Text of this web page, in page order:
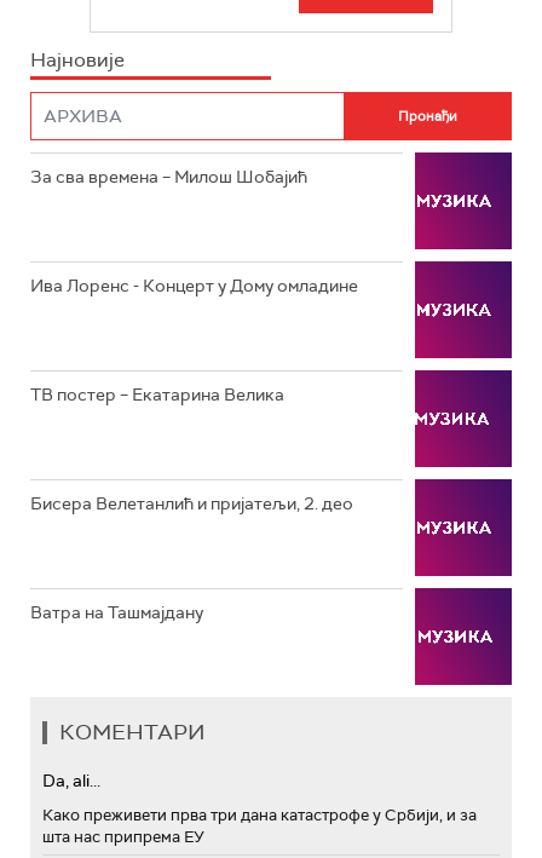
РТС ЖИВОТ
РТС КОЛО
ИНФО
Најновије
За сва времена – Милош Шобајић
Ива Лоренс - Концерт у Дому омладине
ТВ постер – Екатарина Велика
Бисера Велетанлић и пријатељи, 2. део
Ватра на Ташмајдану
КОМЕНТАРИ
Da, ali...
Како преживети прва три дана катастрофе у Србији, и за
шта нас припрема ЕУ